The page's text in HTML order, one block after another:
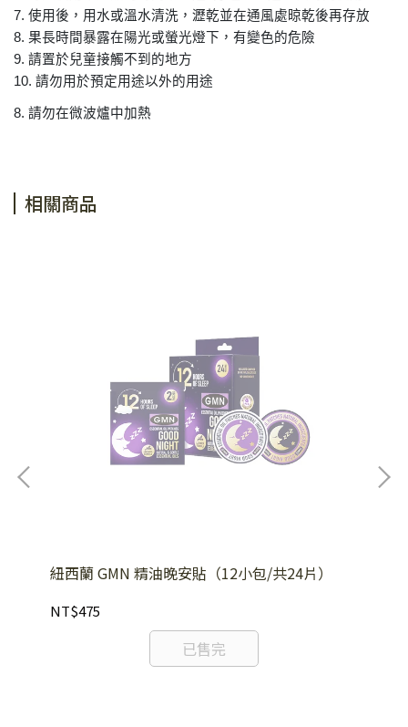
7. 使用後，用水或溫水清洗，瀝乾並在通風處晾乾後再存放
8. 果長時間暴露在陽光或螢光燈下，有變色的危險
9. 請置於兒童接觸不到的地方
10. 請勿用於預定用途以外的用途
8. 請勿在微波爐中加熱
相關商品
紐西蘭 GMN 精油晚安貼（12小包/共24片）
NT$475
已售完